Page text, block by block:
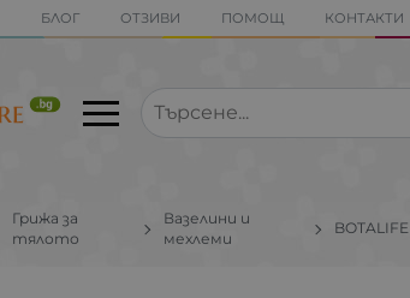
БЛОГ ОТЗИВИ ПОМОЩ КОНТАКТИ
Грижа за
тялото
Вазелини и
мехлеми
BOTALIFE